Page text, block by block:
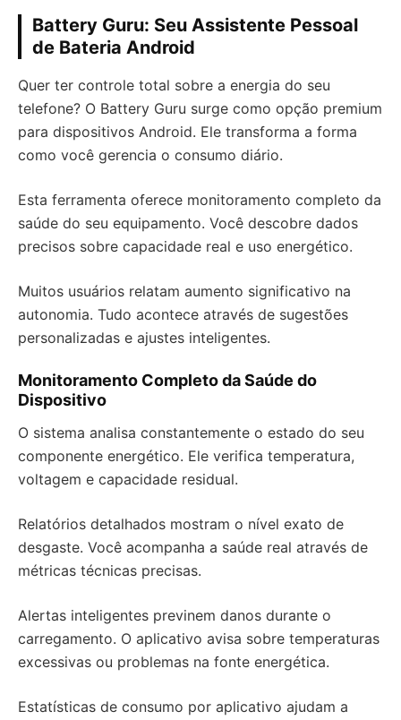
Battery Guru: Seu Assistente Pessoal
de Bateria Android
Quer ter controle total sobre a energia do seu
telefone? O Battery Guru surge como opção premium
para dispositivos Android. Ele transforma a forma
como você gerencia o consumo diário.
Esta ferramenta oferece monitoramento completo da
saúde do seu equipamento. Você descobre dados
precisos sobre capacidade real e uso energético.
Muitos usuários relatam aumento significativo na
autonomia. Tudo acontece através de sugestões
personalizadas e ajustes inteligentes.
Monitoramento Completo da Saúde do
Dispositivo
O sistema analisa constantemente o estado do seu
componente energético. Ele verifica temperatura,
voltagem e capacidade residual.
Relatórios detalhados mostram o nível exato de
desgaste. Você acompanha a saúde real através de
métricas técnicas precisas.
Alertas inteligentes previnem danos durante o
carregamento. O aplicativo avisa sobre temperaturas
excessivas ou problemas na fonte energética.
Estatísticas de consumo por aplicativo ajudam a